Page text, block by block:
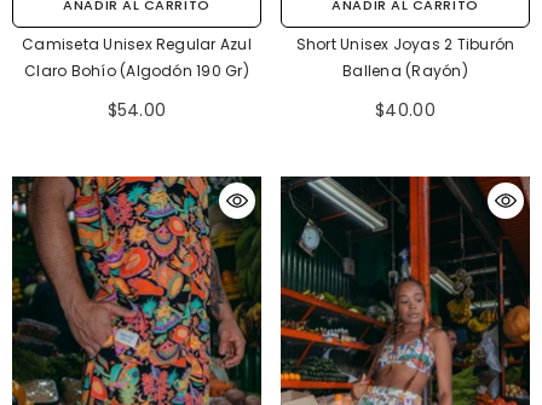
AÑADIR AL CARRITO
Camiseta Unisex Regular Azul
Claro Bohío (Algodón 190 Gr)
$54.00
AÑADIR AL CARRITO
Short Unisex Joyas 2 Tiburón
Ballena (Rayón)
$40.00